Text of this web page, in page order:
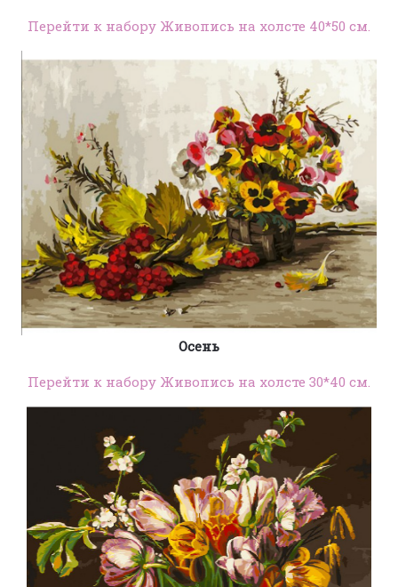
Перейти к набору Живопись на холсте 40*50 см.
Осень
Перейти к набору Живопись на холсте 30*40 см.